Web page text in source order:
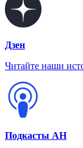
Дзен
Читайте наши
Подкасты АН